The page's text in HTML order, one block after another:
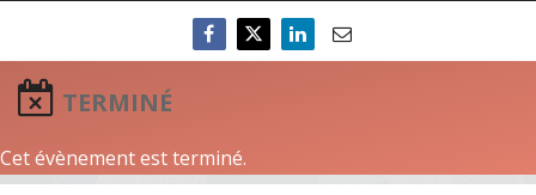
TERMINÉ
Cet évènement est terminé.